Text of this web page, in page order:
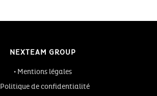
NEXTEAM GROUP
Mentions légales
Politique de confidentialité